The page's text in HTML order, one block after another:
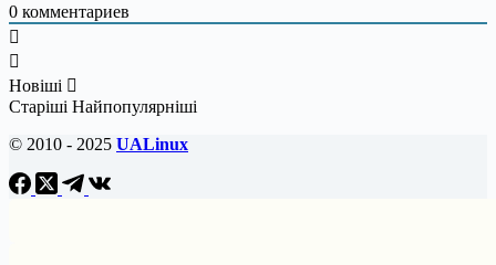
0 комментариев
Новіші
Старіші Найпопулярніші
© 2010 - 2025 UALinux